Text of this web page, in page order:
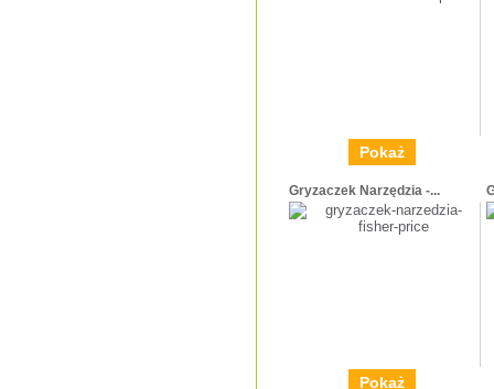
Pokaż
Gryzaczek Narzędzia -...
Pokaż